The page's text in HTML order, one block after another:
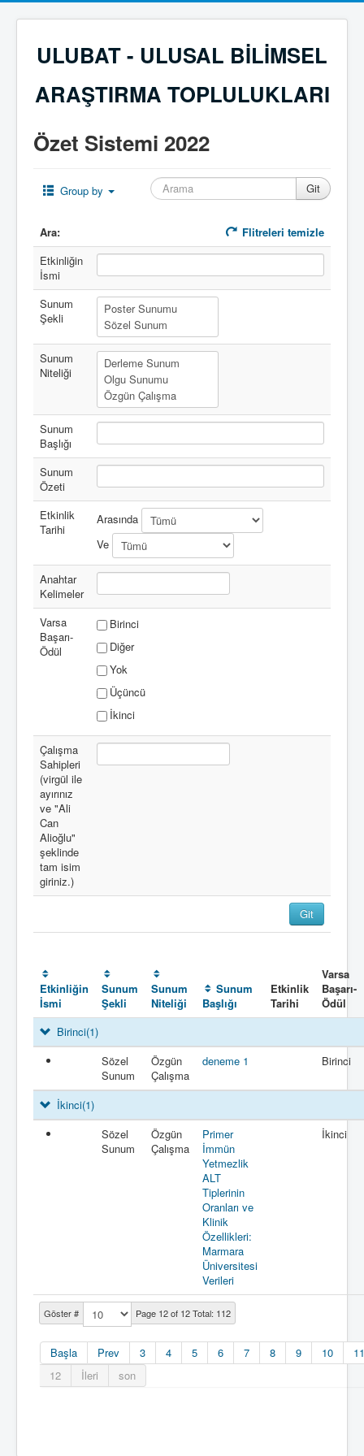
ULUBAT - ULUSAL BİLİMSEL
ARAŞTIRMA TOPLULUKLARI
Özet Sistemi 2022
Group by
Ara:
Flitreleri temizle
Etkinliğin
İsmi
Sunum
Şekli
Sunum
Niteliği
Sunum
Başlığı
Sunum
Özeti
Etkinlik
Tarihi
Arasında
Ve
Anahtar
Kelimeler
Varsa
Başarı-
Ödül
Birinci
Diğer
Yok
Üçüncü
İkinci
Çalışma
Sahipleri
(virgül ile
ayırınız
ve "Ali
Can
Alioğlu"
şeklinde
tam isim
giriniz.)
Etkinliğin
İsmi
Sunum
Şekli
Sunum
Niteliği
Sunum
Başlığı
Etkinlik
Tarihi
Varsa
Başarı-
Ödül
Göster # Page 12 of 12 Total: 112
Başla Prev 3 4 5 6 7 8 9 10
11
12
İleri son
Birinci(1)
Sözel
Sunum
Özgün
Çalışma
deneme 1 Birinci
İkinci(1)
Sözel
Sunum
Özgün
Çalışma
Primer
İmmün
Yetmezlik
ALT
Tiplerinin
Oranları ve
Klinik
Özellikleri:
Marmara
Üniversitesi
Verileri
İkinci